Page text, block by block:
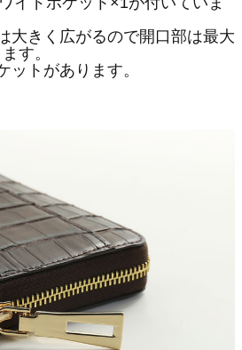
大きく広がるので開口部は最大
す。
ットがあります。